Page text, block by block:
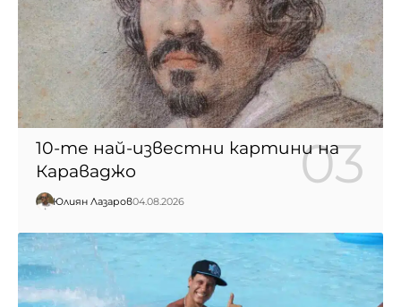
10-те най-известни картини на
Караваджо
Юлиян Лазаров04.08.2026